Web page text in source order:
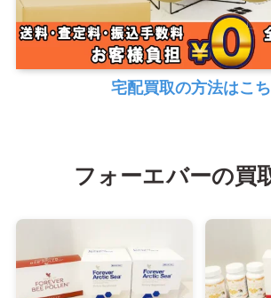
宅配買取の方法はこ
フォーエバーの買